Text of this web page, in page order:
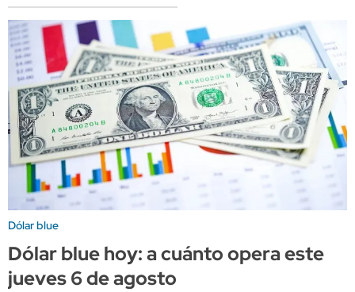
Dólar blue
Dólar blue hoy: a cuánto opera este
jueves 6 de agosto